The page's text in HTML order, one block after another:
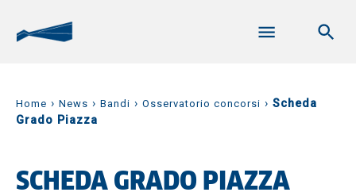
Home › News › Bandi › Osservatorio concorsi › Scheda
Grado Piazza
SCHEDA GRADO PIAZZA